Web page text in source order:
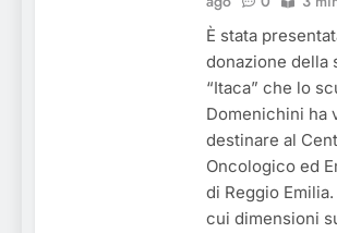
È stata
donazione della
“Itaca” che lo
Domenichini ha
destinare al
Oncologico ed
di Reggio Emilia.
cui dimensioni